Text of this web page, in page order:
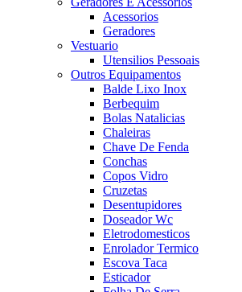
Acessorios
Geradores
Vestuario
Utensilios Pessoais
Outros Equipamentos
Balde Lixo Inox
Berbequim
Bolas Natalicias
Chaleiras
Chave De Fenda
Conchas
Copos Vidro
Cruzetas
Desentupidores
Doseador Wc
Eletrodomesticos
Enrolador Termico
Escova Taca
Esticador